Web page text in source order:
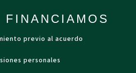
FINANCIAMOS
previo al acuerdo
personales